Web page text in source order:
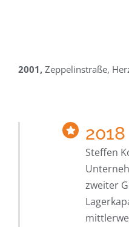
2001, Zeppelinstraße,
2018
Steffen
zweiter